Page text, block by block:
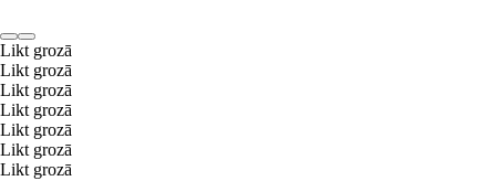
Likt grozā
Likt grozā
Likt grozā
Likt grozā
Likt grozā
Likt grozā
Likt grozā